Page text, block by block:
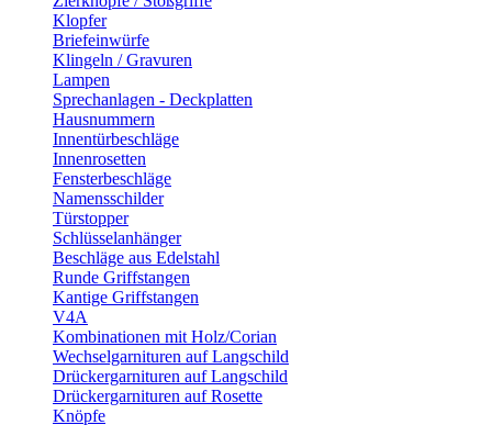
Klopfer
Briefeinwürfe
Klingeln / Gravuren
Lampen
Sprechanlagen - Deckplatten
Hausnummern
Innentürbeschläge
Innenrosetten
Fensterbeschläge
Namensschilder
Türstopper
Schlüsselanhänger
Beschläge aus Edelstahl
Runde Griffstangen
Kantige Griffstangen
V4A
Kombinationen mit Holz/Corian
Wechselgarnituren auf Langschild
Drückergarnituren auf Langschild
Drückergarnituren auf Rosette
Knöpfe